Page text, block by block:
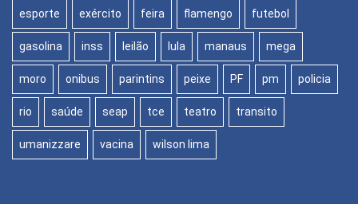
esporte exército feira flamengo futebol
gasolina inss leilão lula manaus mega
moro onibus parintins peixe PF pm policia
rio saúde seap tce teatro transito
umanizzare vacina wilson lima